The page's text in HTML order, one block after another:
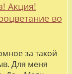
Акция!
во
за такой
Для меня